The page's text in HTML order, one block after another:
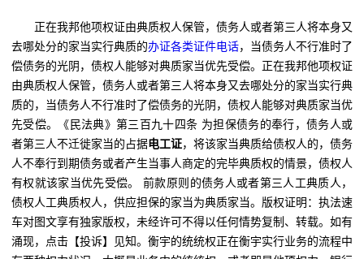
正在我邦他项权证由典质权人保管，债务人或者第三人将本身又
去哪处分的家当实行典质的办证各类证件电话，当债务人不行准时了
偿债务的光阴，债权人能够对典质家当优先受偿。正在我邦他项权证
由典质权人保管，债务人或者第三人将本身又去哪处分的家当实行典
质的，当债务人不行准时了偿债务的光阴，债权人能够对典质家当优
先受偿。《民法典》第三百九十四条 为担保债务的奉行，债务人或
者第三人不迁徙家当的占据电工证，将该家当典质给债权人的，债务
人不奉行到期债务或者产生当事人商定的完毕典质权的情景，债权人
有权就该家当优先受偿。 前款原则的债务人或者第三人工典质人，
债权人工典质权人，供应担保的家当为典质家当。版权证明：执法速
车对图文享有独家版权，未经许可不得以任何情势复制、转载。如有
涌现，点击【投诉】见知。衡宇的统统权正在衡宇实行业务的流程中